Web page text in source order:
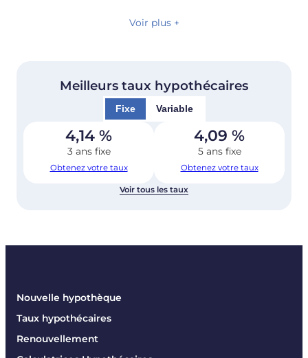
Voir plus +
Meilleurs taux hypothécaires
Fixe Variable
4,14 %
3 ans fixe
Obtenez votre taux
4,09 %
5 ans fixe
Obtenez votre taux
Voir tous les taux
Nouvelle hypothèque
Taux hypothécaires
Renouvellement